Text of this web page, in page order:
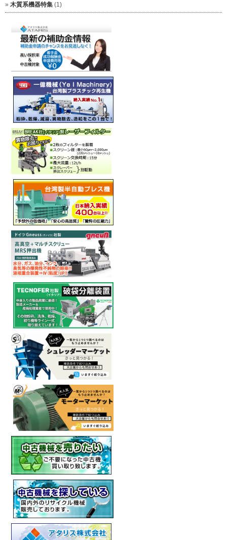
木質系機器特集 (1)